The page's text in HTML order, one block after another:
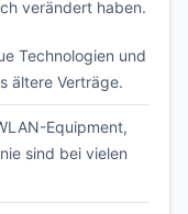
verändert haben.
Technologien und
ältere Verträge.
Equipment,
sind bei vielen